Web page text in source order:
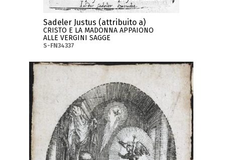
Sadeler Justus (attribuito a)
CRISTO E LA MADONNA APPAIONO
ALLE VERGINI SAGGE
S-FN34337